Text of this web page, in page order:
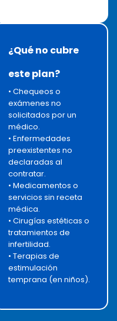
¿Qué no cubre
este plan?
• Chequeos o
exámenes no
solicitados por un
médico.
• Enfermedades
preexistentes no
declaradas al
contratar.
• Medicamentos o
servicios sin receta
médica.
• Cirugías estéticas o
tratamientos de
infertilidad.
• Terapias de
estimulación
temprana (en niños).